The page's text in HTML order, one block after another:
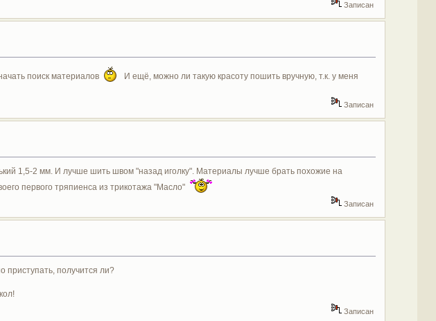
Записан
поиск материалов
И ещё, можно ли такую красоту пошить вручную, т.к. у меня
Записан
1,5-2 мм. И лучше шить швом "назад иголку". Материалы лучше брать похожие на
первого тряпиенса из трикотажа "Масло"
Записан
приступать, получится ли?
Записан